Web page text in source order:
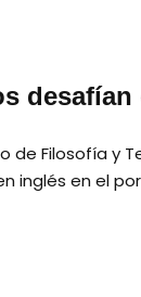
de Filosofía y
inglés en el